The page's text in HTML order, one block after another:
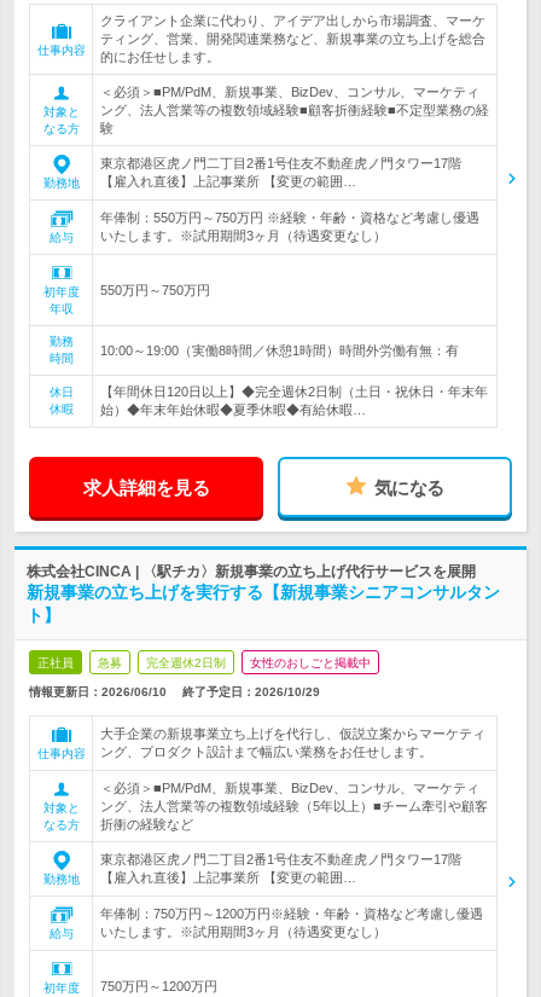
仕事内容
クライアント企業に代わり、アイデア出しから市場調査、マーケ
ティング、営業、開発関連業務など、新規事業の立ち上げを総合
的にお任せします。
対象と
なる方
＜必須＞■PM/PdM、新規事業、BizDev、コンサル、マーケティ
ング、法人営業等の複数領域経験■顧客折衝経験■不定型業務の経
験
勤務地
東京都港区虎ノ門二丁目2番1号住友不動産虎ノ門タワー17階
【雇入れ直後】上記事業所 【変更の範囲…
給与
年俸制：550万円～750万円 ※経験・年齢・資格など考慮し優遇
いたします。※試用期間3ヶ月（待遇変更なし）
初年度
年収
550万円～750万円
勤務
時間
10:00～19:00（実働8時間／休憩1時間）時間外労働有無：有
休日
休暇
【年間休日120日以上】◆完全週休2日制（土日・祝休日・年末年
始）◆年末年始休暇◆夏季休暇◆有給休暇…
求人詳細を見る 気になる
株式会社CINCA | 〈駅チカ〉新規事業の立ち上げ代行サービスを展開
新規事業の立ち上げを実行する【新規事業シニアコンサルタン
ト】
正社員 急募 完全週休2日制 女性のおしごと掲載中
情報更新日：2026/06/10 終了予定日： 2026/10/29
仕事内容
大手企業の新規事業立ち上げを代行し、仮説立案からマーケティ
ング、プロダクト設計まで幅広い業務をお任せします。
対象と
なる方
＜必須＞■PM/PdM、新規事業、BizDev、コンサル、マーケティ
ング、法人営業等の複数領域経験（5年以上）■チーム牽引や顧客
折衝の経験など
勤務地
東京都港区虎ノ門二丁目2番1号住友不動産虎ノ門タワー17階
【雇入れ直後】上記事業所 【変更の範囲…
給与
年俸制：750万円～1200万円※経験・年齢・資格など考慮し優遇
いたします。※試用期間3ヶ月（待遇変更なし）
初年度
750万円～1200万円